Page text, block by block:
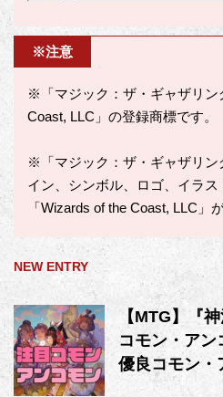
※注意
※「マジック：ザ・ギャザリン
Coast, LLC」の登録商標です。
※「マジック：ザ・ギャザリン
イン、シンボル、ロゴ、イラス
「Wizards of the Coast, LLC」
NEW ENTRY
【MTG】『
コモン・アン
優良コモン・